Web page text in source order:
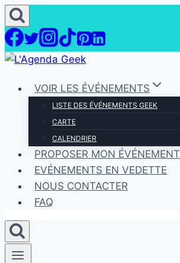
Aller
au
contenu
VOIR LES ÉVÉNEMENTS
LISTE DES ÉVÉNEMENTS GEEK
CARTE
CALENDRIER
PROPOSER MON ÉVÉNEMENT
EVÉNEMENTS EN VEDETTE
NOUS CONTACTER
FAQ